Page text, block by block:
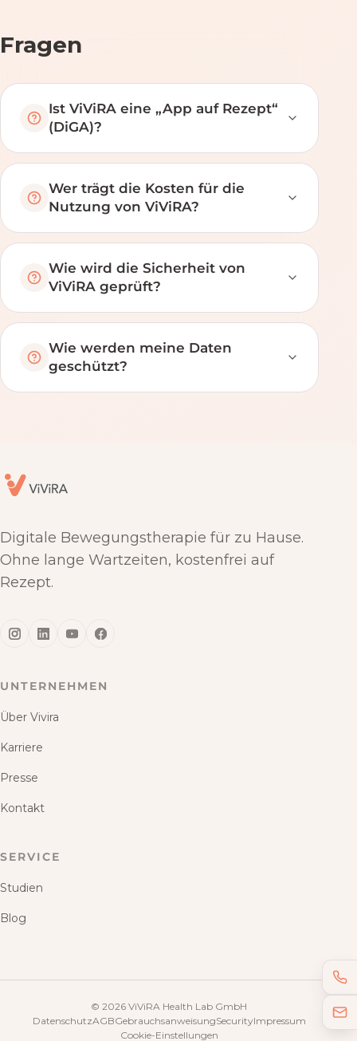
Fragen
Ist ViViRA eine „App auf Rezept“
(DiGA)?
Wer trägt die Kosten für die
Nutzung von ViViRA?
Wie wird die Sicherheit von
ViViRA geprüft?
Wie werden meine Daten
geschützt?
Digitale Bewegungstherapie für zu Hause.
Ohne lange Wartzeiten, kostenfrei auf
Rezept.
UNTERNEHMEN
Über Vivira
Karriere
Presse
Kontakt
SERVICE
Studien
Blog
© 2026 ViViRA Health Lab GmbH
DatenschutzAGBGebrauchsanweisungSecurityImpressum
Cookie-Einstellungen